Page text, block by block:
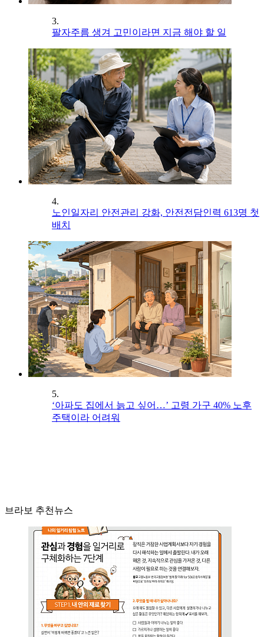
3.
팔자주름 생겨 고민이라면 지금 해야 할 일
4.
노인일자리 안전관리 강화, 안전전담인력 613명 첫
배치
5.
‘아파도 집에서 늙고 싶어…’ 고령 가구 40% 노후
주택이라 어려워
브라보 추천뉴스